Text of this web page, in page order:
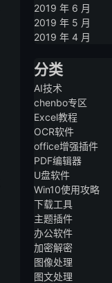
2019 年 6 月
2019 年 5 月
2019 年 4 月
分类
AI技术
chenbo专区
Excel教程
OCR软件
office增强插件
PDF编辑器
U盘软件
Win10使用攻略
下载工具
主题插件
办公软件
加密解密
图像处理
图文处理